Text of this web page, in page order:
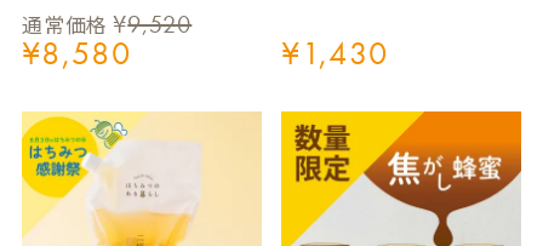
通常価格 ¥9,520
¥8,580 ¥1,430